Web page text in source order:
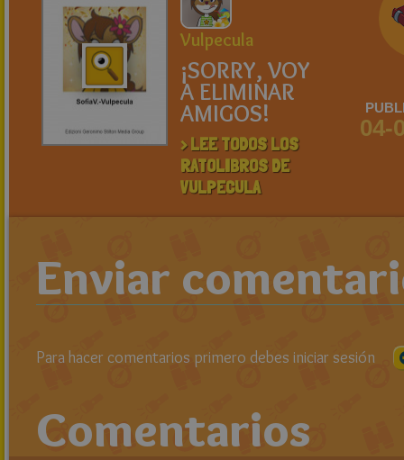
Vulpecula
¡SORRY, VOY
A ELIMINAR
AMIGOS!
> LEE TODOS LOS
RATOLIBROS DE
VULPECULA
04-
Enviar
Para hacer comentarios primero debes iniciar sesión
Comentarios